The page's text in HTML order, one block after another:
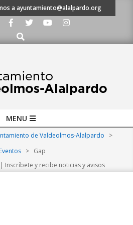
a ayuntamiento@alalpardo.org
Buscar
MENU
de Valdeolmos-Alalpardo
>
Eventos
> Gap
Inscríbete y recibe noticias y avisos